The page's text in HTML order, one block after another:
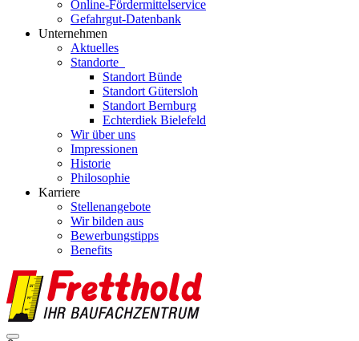
Online-Fördermittelservice
Gefahrgut-Datenbank
Unternehmen
Aktuelles
Standorte
Standort Bünde
Standort Gütersloh
Standort Bernburg
Echterdiek Bielefeld
Wir über uns
Impressionen
Historie
Philosophie
Karriere
Stellenangebote
Wir bilden aus
Bewerbungstipps
Benefits